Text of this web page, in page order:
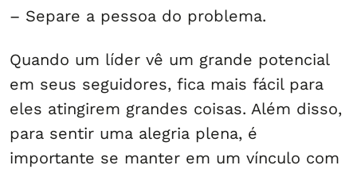
– Separe a pessoa do problema.
Quando um líder vê um grande potencial
em seus seguidores, fica mais fácil para
eles atingirem grandes coisas. Além disso,
para sentir uma alegria plena, é
importante se manter em um vínculo com